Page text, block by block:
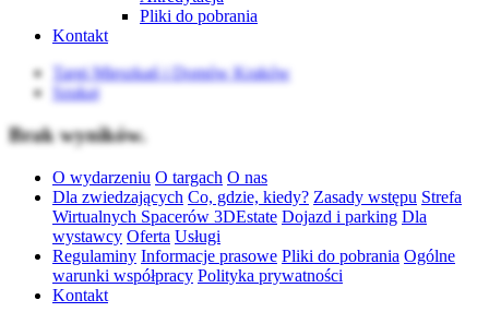
Pliki do pobrania
Kontakt
Targi Mieszkań i Domów Kraków
Szukaj
Brak wyników.
O wydarzeniu O targach O nas
Dla zwiedzających Co, gdzie, kiedy? Zasady wstępu Strefa
Wirtualnych Spacerów 3DEstate Dojazd i parking Dla
wystawcy Oferta Usługi
Regulaminy Informacje prasowe Pliki do pobrania Ogólne
warunki współpracy Polityka prywatności
Kontakt